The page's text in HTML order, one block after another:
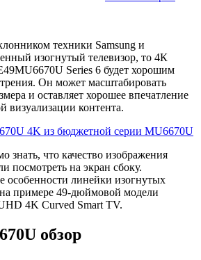
техники Samsung и
изогнутый телевизор, то 4К
Series 6 будет хорошим
Он может масштабировать
и оставляет хорошее впечатление
визуализации контента.
знать, что качество изображения
посмотреть на экран сбоку.
особенности линейки изогнутых
на примере 49-дюймовой модели
4K Curved Smart TV.
обзор